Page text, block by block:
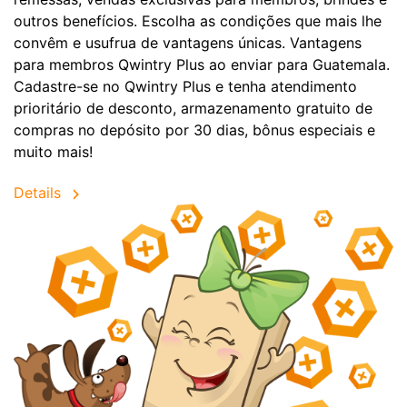
outros benefícios. Escolha as condições que mais lhe
convêm e usufrua de vantagens únicas. Vantagens
para membros Qwintry Plus ao enviar para Guatemala.
Cadastre-se no Qwintry Plus e tenha atendimento
prioritário de desconto, armazenamento gratuito de
compras no depósito por 30 dias, bônus especiais e
muito mais!
Details